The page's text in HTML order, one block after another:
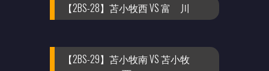
【2BS-28】苫小牧西 VS 富 川
【2BS-29】苫小牧南 VS 苫小牧